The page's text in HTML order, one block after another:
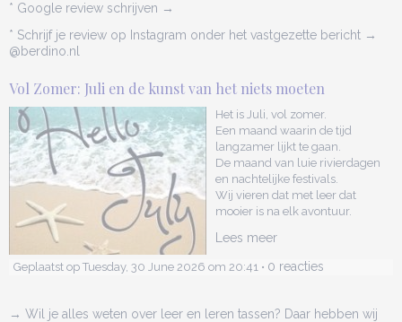
* Google review schrijven →
* Schrijf je review op Instagram onder het vastgezette bericht →
@berdino.nl
Vol Zomer: Juli en de kunst van het niets moeten
Het is Juli, vol zomer.
Een maand waarin de tijd
langzamer lijkt te gaan.
De maand van luie rivierdagen
en nachtelijke festivals.
Wij vieren dat met leer dat
mooier is na elk avontuur.
Lees meer
Geplaatst op Tuesday, 30 June 2026 om 20:41 • 0 reacties
→ Wil je alles weten over leer en leren tassen? Daar hebben wij